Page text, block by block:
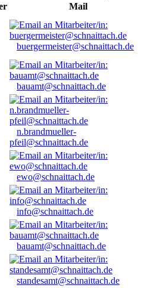
Mail
buergermeister@schnaittach.de
bauamt@schnaittach.de
n.brandmueller-
pfeil@schnaittach.de
ewo@schnaittach.de
info@schnaittach.de
bauamt@schnaittach.de
standesamt@schnaittach.de